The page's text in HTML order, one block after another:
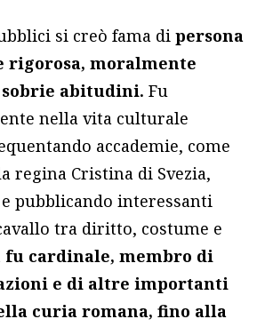
si creò fama dipersona
rigorosa, moralmente
abitudini. Fu
nella vita culturale
accademie, come
regina Cristina di Svezia,
pubblicando interessanti
tra diritto, costume e
fu cardinale, membro di
e di altre importanti
curia romana, fino alla